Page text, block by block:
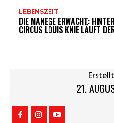
LEBENSZEIT
DIE MANEGE ERWACHT:
CIRCUS LOUIS KNIE LÄUFT
21.